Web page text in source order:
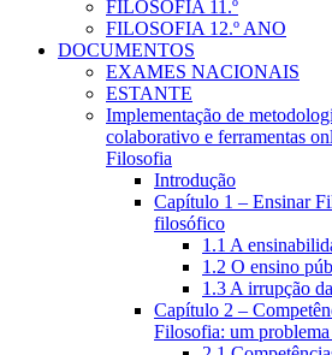
FILOSOFIA 11.º
FILOSOFIA 12.º ANO
DOCUMENTOS
EXAMES NACIONAIS
ESTANTE
Implementação de
colaborativo e ferramentas
Filosofia
Introdução
Capítulo 1 – Ensinar
filosófico
1.1 A
1.2 O ensino
1.3 A irrupção
Capítulo 2 –
Filosofia: um